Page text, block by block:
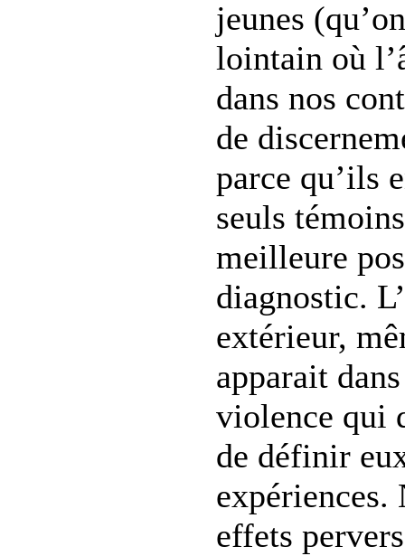
jeunes
lointain où
dans nos
de
parce qu’ils
seuls
meilleure
diagnostic.
extérieur,
apparait
violence qui
de définir
expériences.
effets